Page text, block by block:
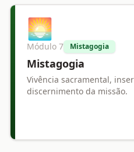
🌅
Módulo 7 Mistagogia
Mistagogia
Vivência sacramental,
discernimento da missão.